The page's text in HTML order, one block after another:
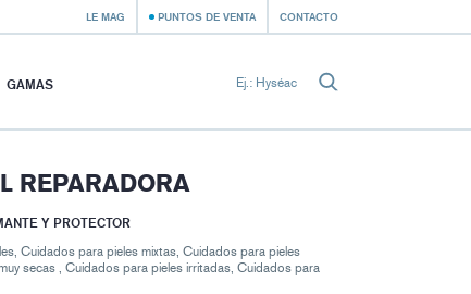
LE MAG PUNTOS DE VENTA CONTACTO
GAMAS
REPARADORA
Y PROTECTOR
Cuidados para pieles mixtas, Cuidados para pieles
secas , Cuidados para pieles irritadas, Cuidados para